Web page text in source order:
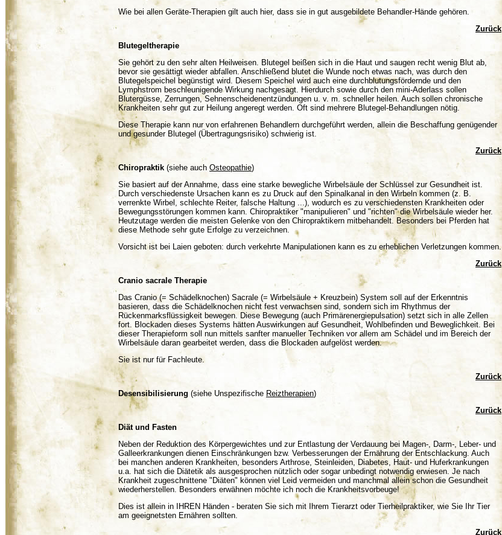
Wie bei allen Geräte-Therapien gilt auch hier, dass sie in gut ausgebildete Behandler-Hände gehören.
Zurück
Blutegeltherapie
Sie gehört zu den sehr alten Heilweisen. Blutegel beißen sich in die Haut und saugen recht wenig Blut ab,
bevor sie gesättigt wieder abfallen. Anschließend blutet die Wunde noch etwas nach, was durch den
Blutegelspeichel begünstigt wird. Diesem Speichel wird auch eine durchblutungsfördernde und den
Lymphstrom beschleunigende Wirkung nachgesagt. Hierdurch sowie durch den mini-Aderlass sollen
Blutergüsse, Zerrungen, Sehnenscheidenentzündungen u. v. m. schneller heilen. Auch sollen chronische
Krankheiten sehr gut zur Heilung angeregt werden. Oft sind mehrere Blutegel-Behandlungen nötig.
Diese Therapie kann nur von erfahrenen Behandlern durchgeführt werden, allein die Beschaffung genügender
und gesunder Blutegel (Übertragungsrisiko) schwierig ist.
Zurück
Chiropraktik (siehe auch Osteopathie)
Sie basiert auf der Annahme, dass eine starke bewegliche Wirbelsäule der Schlüssel zur Gesundheit ist.
Durch verschiedenste Ursachen kann es zu Druck auf den Spinalkanal in den Wirbeln kommen (z. B.
verrenkte Wirbel, schlechte Reiter, falsche Haltung ...), wodurch es zu verschiedensten Krankheiten oder
Bewegungsstörungen kommen kann. Chiropraktiker "manipulieren" und "richten" die Wirbelsäule wieder her.
Heutzutage werden die meisten Gelenke von den Chiropraktikern mitbehandelt. Besonders bei Pferden hat
diese Methode sehr gute Erfolge zu verzeichnen.
Vorsicht ist bei Laien geboten: durch verkehrte Manipulationen kann es zu erheblichen Verletzungen kommen.
Zurück
Cranio sacrale Therapie
Das Cranio (= Schädelknochen) Sacrale (= Wirbelsäule + Kreuzbein) System soll auf der Erkenntnis
basieren, dass die Schädelknochen nicht fest verwachsen sind, sondern sich im Rhythmus der
Rückenmarksflüssigkeit bewegen. Diese Bewegung (auch Primärenergiepulsation) setzt sich in alle Zellen
fort. Blockaden dieses Systems hätten Auswirkungen auf Gesundheit, Wohlbefinden und Beweglichkeit. Bei
dieser Therapieform soll nun mittels sanfter manueller Techniken vor allem am Schädel und im Bereich der
Wirbelsäule daran gearbeitet werden, dass die Blockaden aufgelöst werden.
Sie ist nur für Fachleute.
Zurück
Desensibilisierung (siehe Unspezifische Reiztherapien)
Zurück
Diät und Fasten
Neben der Reduktion des Körpergewichtes und zur Entlastung der Verdauung bei Magen-, Darm-, Leber- und
Galleerkrankungen dienen Einschränkungen bzw. Verbesserungen der Ernährung der Entschlackung. Auch
bei manchen anderen Krankheiten, besonders Arthrose, Steinleiden, Diabetes, Haut- und Huferkrankungen
u.a. hat sich die Diätetik als ausgesprochen nützlich oder sogar unbedingt notwendig erwiesen. Je nach
Krankheit zugeschnittene "Diäten" können viel Leid vermeiden und manchmal allein schon die Gesundheit
wiederherstellen. Besonders erwähnen möchte ich noch die Krankheitsvorbeuge!
Dies ist allein in IHREN Händen - beraten Sie sich mit Ihrem Tierarzt oder Tierheilpraktiker, wie Sie Ihr Tier
am geeignetsten Ernähren sollten.
Zurück